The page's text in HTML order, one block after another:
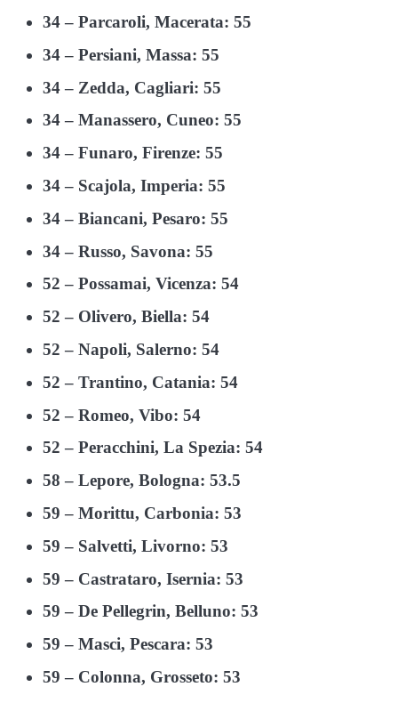
34 – Parcaroli, Macerata: 55
34 – Persiani, Massa: 55
34 – Zedda, Cagliari: 55
34 – Manassero, Cuneo: 55
34 – Funaro, Firenze: 55
34 – Scajola, Imperia: 55
34 – Biancani, Pesaro: 55
34 – Russo, Savona: 55
52 – Possamai, Vicenza: 54
52 – Olivero, Biella: 54
52 – Napoli, Salerno: 54
52 – Trantino, Catania: 54
52 – Romeo, Vibo: 54
52 – Peracchini, La Spezia: 54
58 – Lepore, Bologna: 53.5
59 – Morittu, Carbonia: 53
59 – Salvetti, Livorno: 53
59 – Castrataro, Isernia: 53
59 – De Pellegrin, Belluno: 53
59 – Masci, Pescara: 53
59 – Colonna, Grosseto: 53